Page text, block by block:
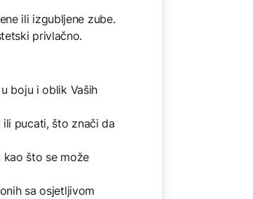
ili izgubljene zube.
privlačno.
boju i oblik Vaših
pucati, što znači da
kao što se može
sa osjetljivom